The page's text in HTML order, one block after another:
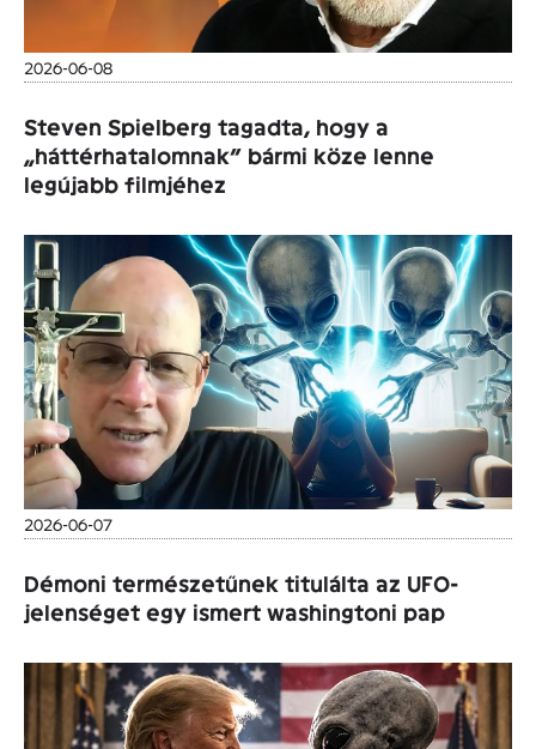
2026-06-08
Steven Spielberg tagadta, hogy a
„háttérhatalomnak” bármi köze lenne
legújabb filmjéhez
2026-06-07
Démoni természetűnek titulálta az UFO-
jelenséget egy ismert washingtoni pap